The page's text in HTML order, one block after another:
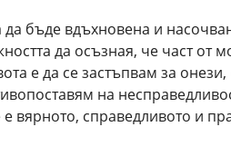
бъде вдъхновена и
да осъзная, че част от
е да се застъпвам за онези,
на
вярното, справедливото и